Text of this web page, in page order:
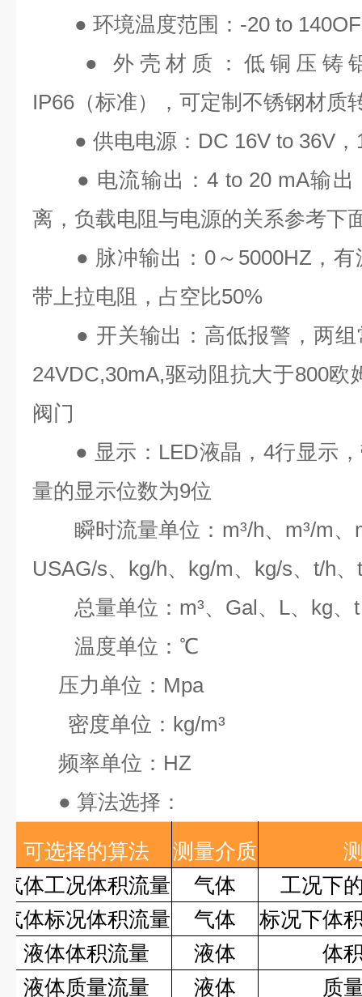
● 环境温度范围： -20 to
●外壳材质：低铜压铸
IP66 （标准），可定制不锈钢材质
● 供电电源： DC 16V to 36V ，
● 电流输出：4 to 20 mA输出
离，负载电阻与电源的关系参考下
● 脉冲输出： 0～ 5000HZ ，
带上拉电阻，占空比50%
● 开关输出：高低报警，两
24VDC,30mA,驱动阻抗大于800欧
阀门
● 显示： LED液晶， 4行显示
量的显示位数为9位
瞬时流量单位： m³/h、 m³/m、
USAG/s、 kg/h、 kg/m、 kg/s、 t/h、
总量单位： m³、 Gal、 L、 kg、 t
温度单位： ℃
压力单位： Mpa
密度单位： kg/m³
频率单位： HZ
● 算法选择：
可选择的算法 测量介质
气体工况体积流量
气体
工况下
气体标况体积流量
气体
标况下体
液体体积流量
液体
体
液体质量流量
液体 质